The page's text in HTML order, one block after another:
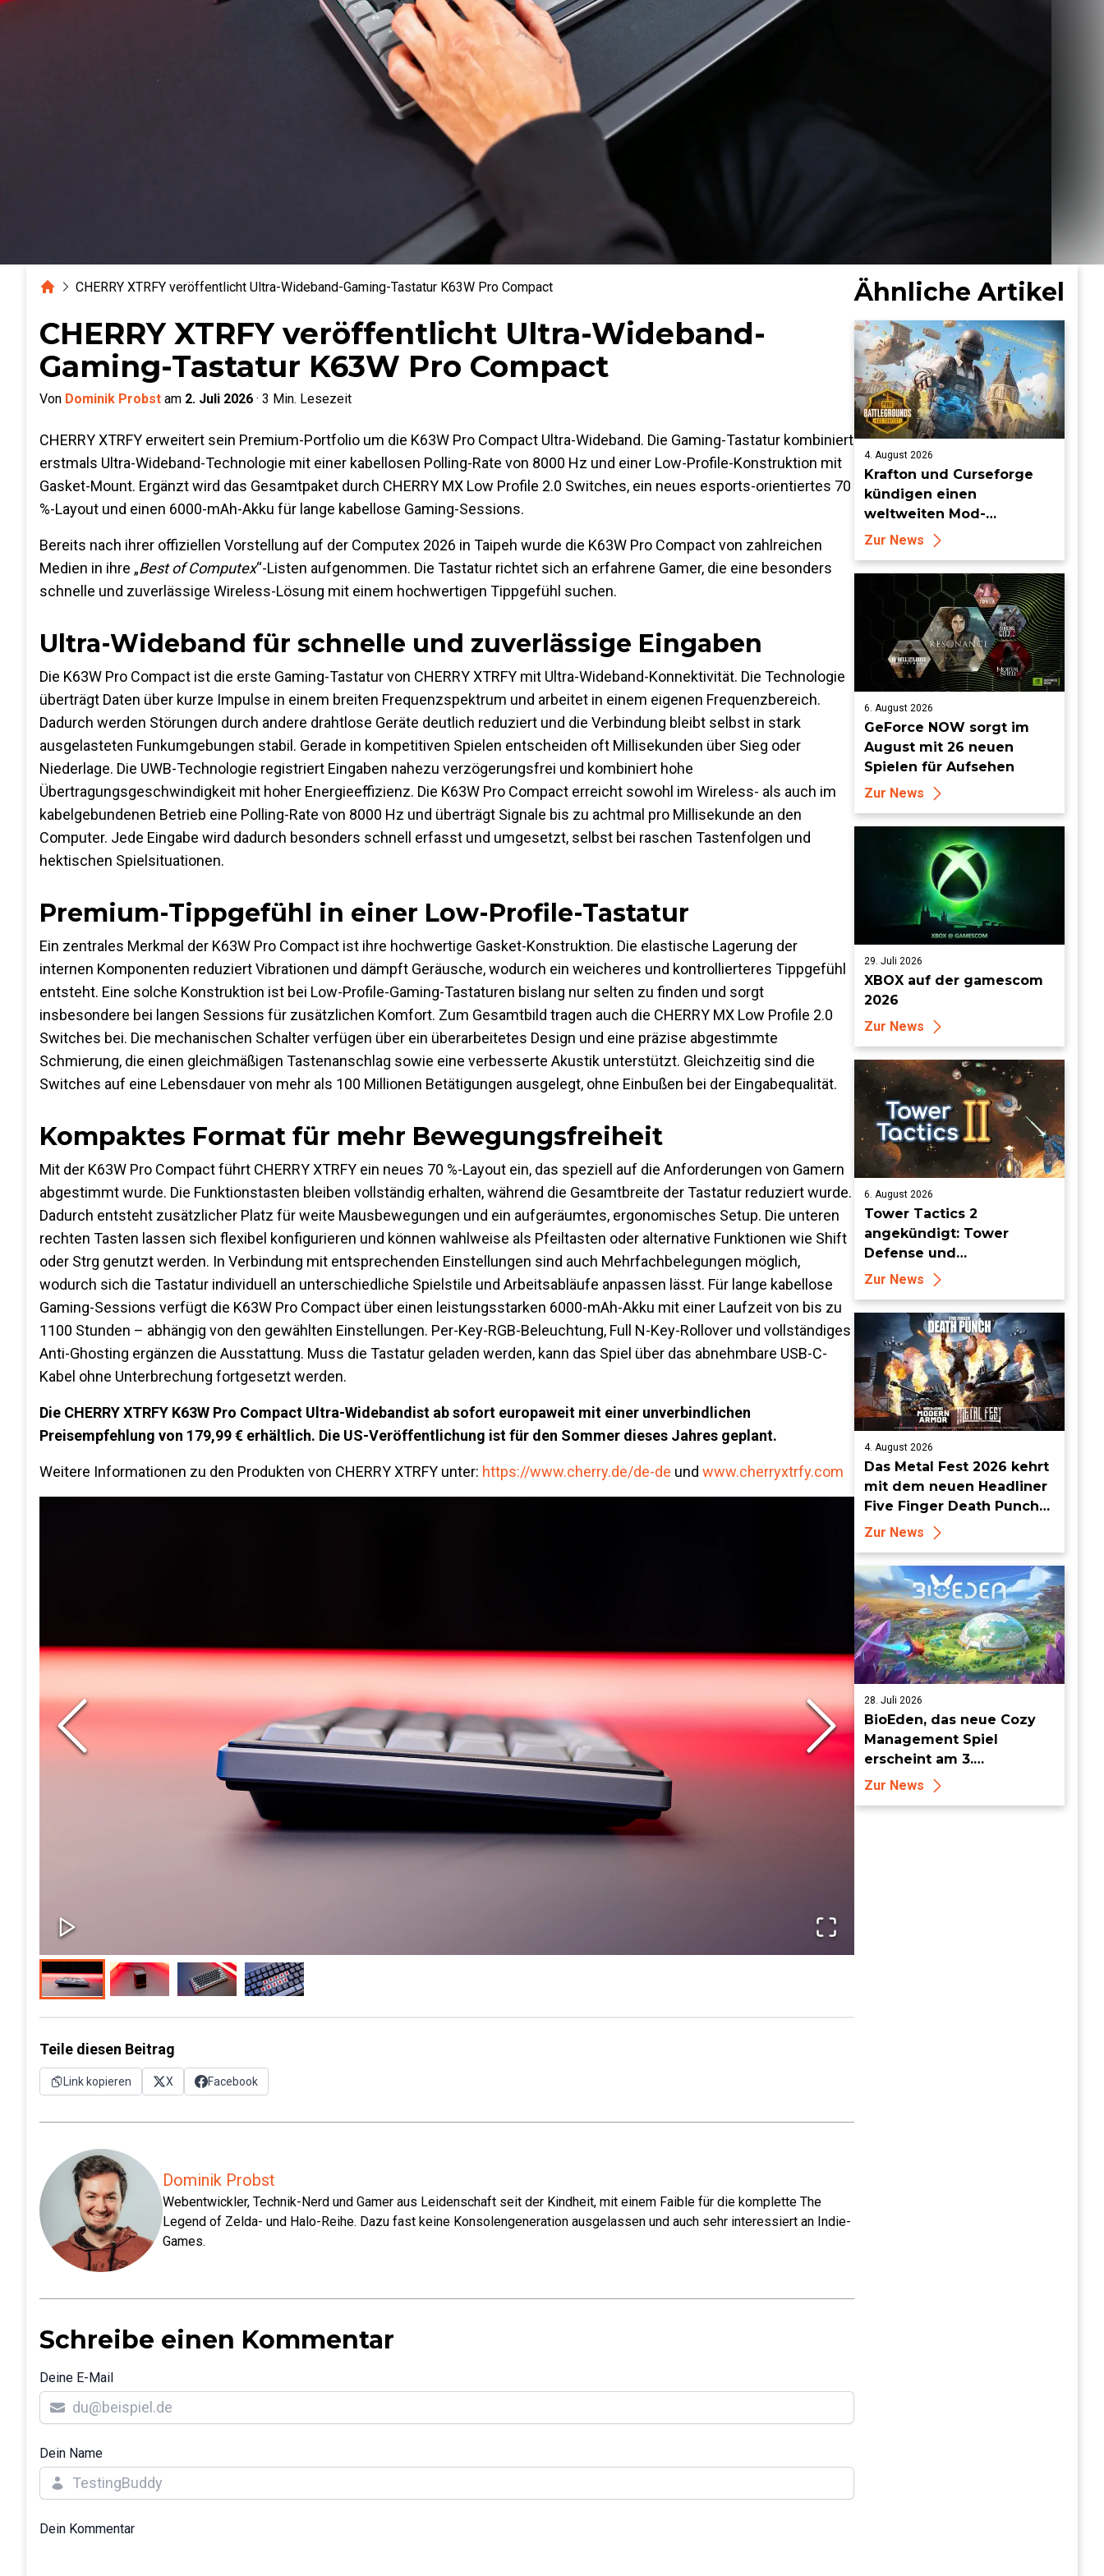
HomeCHERRY XTRFY veröffentlicht Ultra-Wideband-Gaming-Tastatur K63W Pro Compact
CHERRY XTRFY veröffentlicht Ultra-Wideband-
Gaming-Tastatur K63W Pro Compact
Von Dominik Probst am 2. Juli 2026 · 3 Min. Lesezeit
CHERRY XTRFY erweitert sein Premium-Portfolio um die K63W Pro Compact Ultra-Wideband. Die Gaming-Tastatur kombiniert
erstmals Ultra-Wideband-Technologie mit einer kabellosen Polling-Rate von 8000 Hz und einer Low-Profile-Konstruktion mit
Gasket-Mount. Ergänzt wird das Gesamtpaket durch CHERRY MX Low Profile 2.0 Switches, ein neues esports-orientiertes 70
%-Layout und einen 6000-mAh-Akku für lange kabellose Gaming-Sessions.
Bereits nach ihrer offiziellen Vorstellung auf der Computex 2026 in Taipeh wurde die K63W Pro Compact von zahlreichen
Medien in ihre „Best of Computex“-Listen aufgenommen. Die Tastatur richtet sich an erfahrene Gamer, die eine besonders
schnelle und zuverlässige Wireless-Lösung mit einem hochwertigen Tippgefühl suchen.
Ultra-Wideband für schnelle und zuverlässige Eingaben
Die K63W Pro Compact ist die erste Gaming-Tastatur von CHERRY XTRFY mit Ultra-Wideband-Konnektivität. Die Technologie
überträgt Daten über kurze Impulse in einem breiten Frequenzspektrum und arbeitet in einem eigenen Frequenzbereich.
Dadurch werden Störungen durch andere drahtlose Geräte deutlich reduziert und die Verbindung bleibt selbst in stark
ausgelasteten Funkumgebungen stabil. Gerade in kompetitiven Spielen entscheiden oft Millisekunden über Sieg oder
Niederlage. Die UWB-Technologie registriert Eingaben nahezu verzögerungsfrei und kombiniert hohe
Übertragungsgeschwindigkeit mit hoher Energieeffizienz. Die K63W Pro Compact erreicht sowohl im Wireless- als auch im
kabelgebundenen Betrieb eine Polling-Rate von 8000 Hz und überträgt Signale bis zu achtmal pro Millisekunde an den
Computer. Jede Eingabe wird dadurch besonders schnell erfasst und umgesetzt, selbst bei raschen Tastenfolgen und
hektischen Spielsituationen.
Premium-Tippgefühl in einer Low-Profile-Tastatur
Ein zentrales Merkmal der K63W Pro Compact ist ihre hochwertige Gasket-Konstruktion. Die elastische Lagerung der
internen Komponenten reduziert Vibrationen und dämpft Geräusche, wodurch ein weicheres und kontrollierteres Tippgefühl
entsteht. Eine solche Konstruktion ist bei Low-Profile-Gaming-Tastaturen bislang nur selten zu finden und sorgt
insbesondere bei langen Sessions für zusätzlichen Komfort. Zum Gesamtbild tragen auch die CHERRY MX Low Profile 2.0
Switches bei. Die mechanischen Schalter verfügen über ein überarbeitetes Design und eine präzise abgestimmte
Schmierung, die einen gleichmäßigen Tastenanschlag sowie eine verbesserte Akustik unterstützt. Gleichzeitig sind die
Switches auf eine Lebensdauer von mehr als 100 Millionen Betätigungen ausgelegt, ohne Einbußen bei der Eingabequalität.
Kompaktes Format für mehr Bewegungsfreiheit
Mit der K63W Pro Compact führt CHERRY XTRFY ein neues 70 %-Layout ein, das speziell auf die Anforderungen von Gamern
abgestimmt wurde. Die Funktionstasten bleiben vollständig erhalten, während die Gesamtbreite der Tastatur reduziert wurde.
Dadurch entsteht zusätzlicher Platz für weite Mausbewegungen und ein aufgeräumtes, ergonomisches Setup. Die unteren
rechten Tasten lassen sich flexibel konfigurieren und können wahlweise als Pfeiltasten oder alternative Funktionen wie Shift
oder Strg genutzt werden. In Verbindung mit entsprechenden Einstellungen sind auch Mehrfachbelegungen möglich,
wodurch sich die Tastatur individuell an unterschiedliche Spielstile und Arbeitsabläufe anpassen lässt. Für lange kabellose
Gaming-Sessions verfügt die K63W Pro Compact über einen leistungsstarken 6000-mAh-Akku mit einer Laufzeit von bis zu
1100 Stunden – abhängig von den gewählten Einstellungen. Per-Key-RGB-Beleuchtung, Full N-Key-Rollover und vollständiges
Anti-Ghosting ergänzen die Ausstattung. Muss die Tastatur geladen werden, kann das Spiel über das abnehmbare USB-C-
Kabel ohne Unterbrechung fortgesetzt werden.
Die CHERRY XTRFY K63W Pro Compact Ultra-Wideband ist ab sofort europaweit mit einer unverbindlichen
Preisempfehlung von 179,99 € erhältlich. Die US-Veröffentlichung ist für den Sommer dieses Jahres geplant.
Weitere Informationen zu den Produkten von CHERRY XTRFY unter: https://www.cherry.de/de-de und www.cherryxtrfy.com
Teile diesen Beitrag
Link kopieren X Facebook
Dominik Probst
Webentwickler, Technik-Nerd und Gamer aus Leidenschaft seit der Kindheit, mit einem Faible für die komplette The
Legend of Zelda- und Halo-Reihe. Dazu fast keine Konsolengeneration ausgelassen und auch sehr interessiert an Indie-
Games.
Schreibe einen Kommentar
Deine E-Mail
Dein Name
Dein Kommentar
Ähnliche Artikel
4. August 2026
Krafton und Curseforge
kündigen einen
weltweiten Mod-
Wettbewerb mit einem
Preisgeld von 95.000 US-
Dollar an
Zur News
6. August 2026
GeForce NOW sorgt im
August mit 26 neuen
Spielen für Aufsehen
Zur News
29. Juli 2026
XBOX auf der gamescom
2026
Zur News
6. August 2026
Tower Tactics 2
angekündigt: Tower
Defense und
Deckbuilding Kombo
kehrt zurück
Zur News
4. August 2026
Das Metal Fest 2026 kehrt
mit dem neuen Headliner
Five Finger Death Punch
zu World of Tanks Modern
Armor zurück
Zur News
28. Juli 2026
BioEden, das neue Cozy
Management Spiel
erscheint am 3.
September für PS5, Xbox
Series, Nintendo Switch 2
Zur News